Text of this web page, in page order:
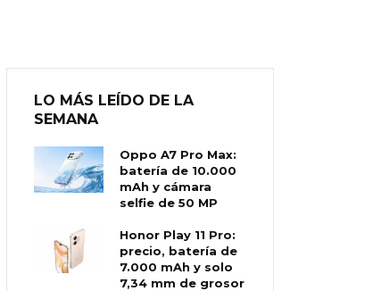
LO MÁS LEÍDO DE LA
SEMANA
Oppo A7 Pro Max:
batería de 10.000
mAh y cámara
selfie de 50 MP
Honor Play 11 Pro:
precio, batería de
7.000 mAh y solo
7,34 mm de grosor